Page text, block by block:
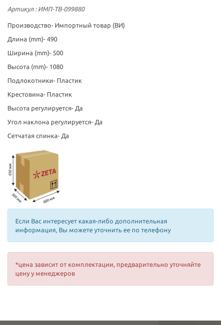
Артикул: ИМП-ТВ-099880
Производство- Импортный товар (ВИ)
Длина (mm)- 490
Ширина (mm)- 500
Высота (mm)- 1080
Подлокотники- Пластик
Крестовина- Пластик
Высота регулируется- Да
Угол наклона регулируется- Да
Сетчатая спинка- Да
Если Вас интересует какая-либо дополнительная
информация, Вы можете уточнить ее по телефону
*цена зависит от комплектации, предварительно уточняйте
цену у менеджеров